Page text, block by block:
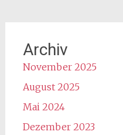
Archiv
November 2025
August 2025
Mai 2024
Dezember 2023